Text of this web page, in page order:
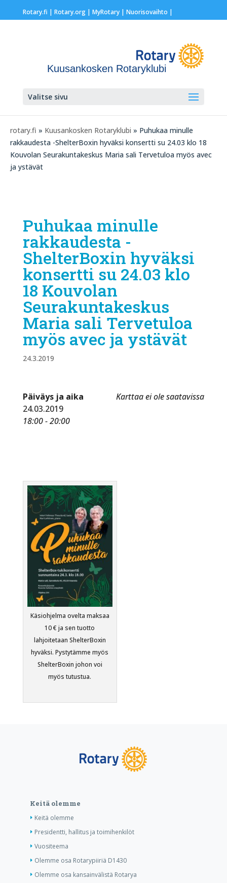
Rotary.fi | Rotary.org| MyRotary | Nuorisovaihto |
Kuusankosken Rotaryklubi
Valitse sivu
rotary.fi » Kuusankosken Rotaryklubi » Puhukaa minulle
rakkaudesta -ShelterBoxin hyväksi konsertti su 24.03 klo 18
Kouvolan Seurakuntakeskus Maria sali Tervetuloa myös avec
ja ystävät
Puhukaa minulle
rakkaudesta -
ShelterBoxin hyväksi
konsertti su 24.03 klo
18 Kouvolan
Seurakuntakeskus
Maria sali Tervetuloa
myös avec ja ystävät
24.3.2019
Karttaa ei ole saatavissa
Päiväys ja aika
24.03.2019
18:00 - 20:00
Käsiohjelma ovelta maksaa
10 € ja sen tuotto
lahjoitetaan ShelterBoxin
hyväksi. Pystytämme myös
ShelterBoxin johon voi
myös tutustua.
Keitä olemme
Keitä olemme
Presidentti, hallitus ja toimihenkilöt
Vuositeema
Olemme osa Rotarypiiriä D1430
Olemme osa kansainvälistä Rotarya